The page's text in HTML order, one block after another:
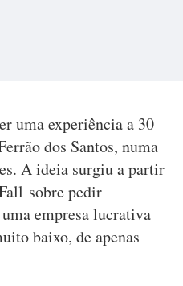
uma experiência a 30
dos Santos, numa
A ideia surgiu a partir
sobre pedir
empresa lucrativa
baixo, de apenas